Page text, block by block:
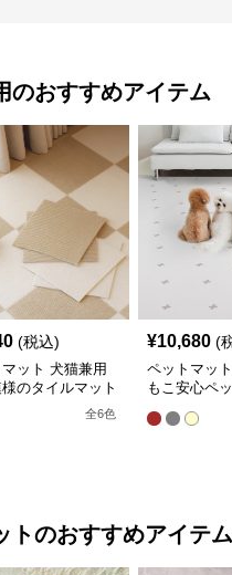
のおすすめアイテム
(税込)
ット 犬猫兼用
のタイルマット
全6色
¥10,680 (
ペットマッ
もこ安心ペ
トのおすすめアイテム